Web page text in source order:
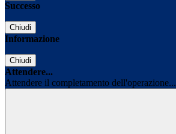
Successo
Chiudi
Informazione
Chiudi
Attendere...
Attendere il completamento dell'operazione...